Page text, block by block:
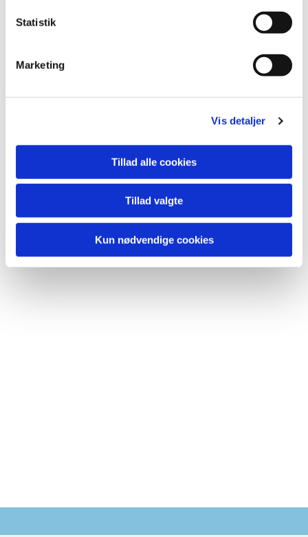
Statistik
Marketing
Vis detaljer
Tillad alle cookies
Tillad valgte
Kun nødvendige cookies
Du vil måske også kunne lide...